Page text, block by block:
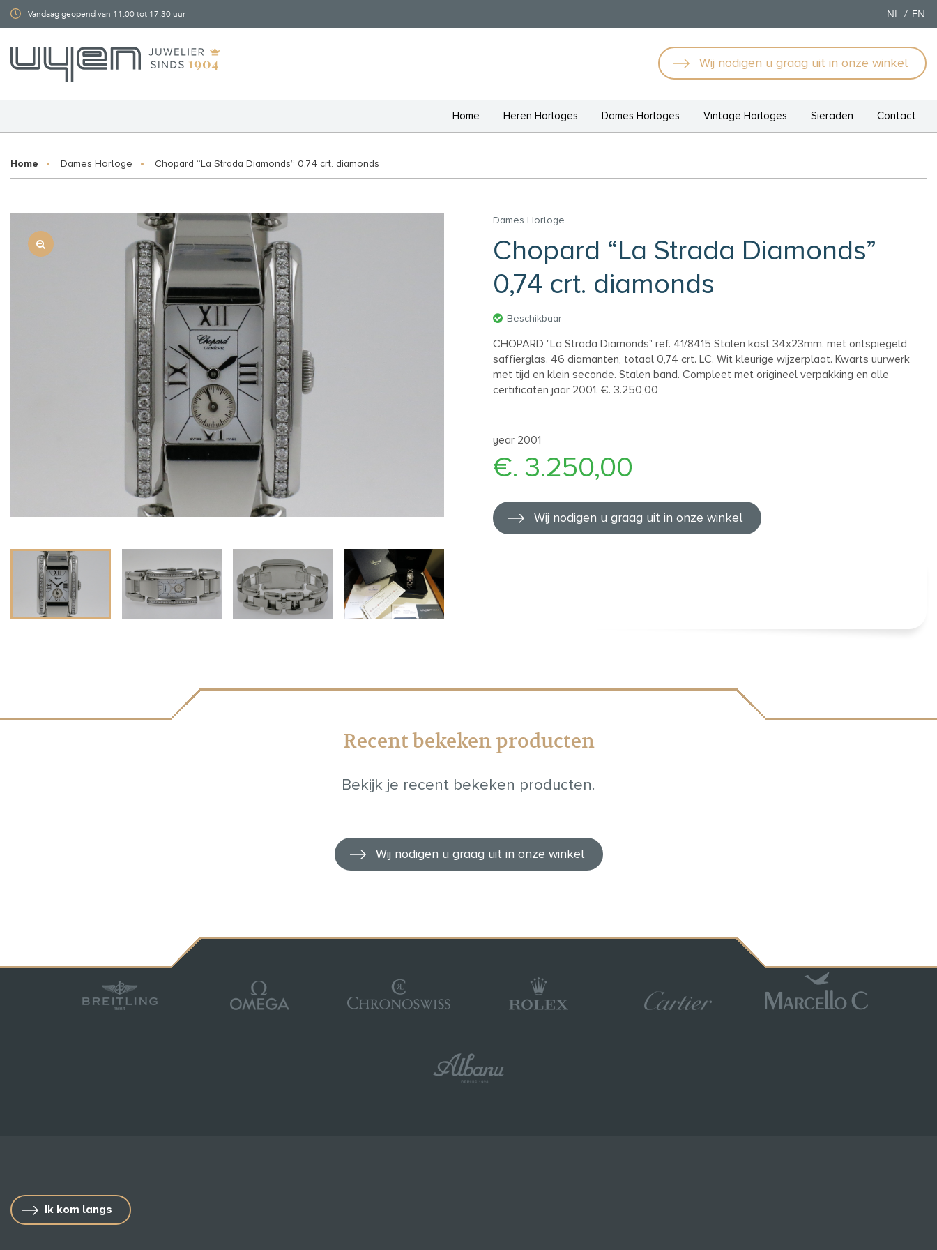
Vandaag geopend van 11:00 tot 17:30 uur NL EN
Wij nodigen u graag uit in onze winkel
Home Heren Horloges Dames Horloges Vintage Horloges Sieraden Contact
Home Dames Horloge Chopard “La Strada Diamonds” 0,74 crt. diamonds
Dames Horloge
Chopard “La Strada Diamonds”
0,74 crt. diamonds
Beschikbaar
CHOPARD "La Strada Diamonds" ref. 41/8415 Stalen kast 34x23mm. met ontspiegeld
saffierglas. 46 diamanten, totaal 0,74 crt. LC. Wit kleurige wijzerplaat. Kwarts uurwerk
met tijd en klein seconde. Stalen band. Compleet met origineel verpakking en alle
certificaten jaar 2001. €. 3.250,00
year 2001
€. 3.250,00
Wij nodigen u graag uit in onze winkel
Recent bekeken producten
Bekijk je recent bekeken producten.
Wij nodigen u graag uit in onze winkel
Ik kom langs